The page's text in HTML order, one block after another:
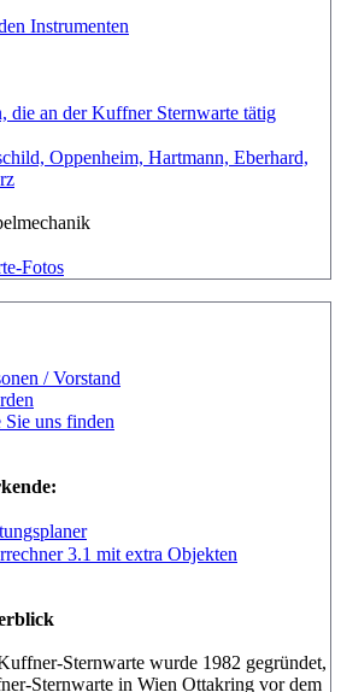
Instrumenten
die an der Kuffner Sternwarte tätig
Oppenheim, Hartmann, Eberhard,
Fotos
/ Vorstand
uns finden
3.1 mit extra Objekten
Sternwarte wurde 1982 gegründet,
Sternwarte in Wien Ottakring vor dem